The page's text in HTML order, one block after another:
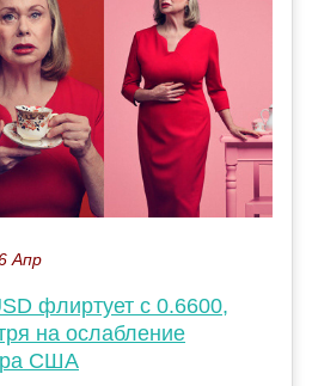
Апр
флиртует с 0.6600,
на ослабление
США